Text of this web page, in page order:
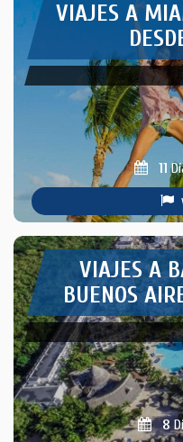
VIAJES A
11
VIAJES A
BUENOS
8